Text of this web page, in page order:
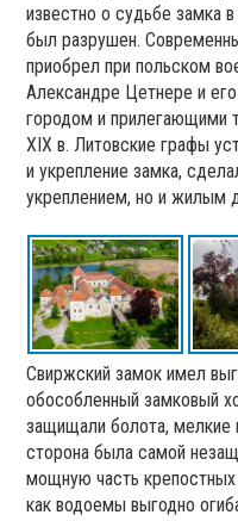
известно о судьбе замка
был разрушен.
приобрел при польском
Александре Цетнере и
городом и прилегающими
XIX в. Литовские графы
и укрепление замка,
укреплением, но и жилым
Свиржский замок имел
обособленный замковый
защищали болота, мелкие
сторона была самой
мощную часть
как водоемы выгодно